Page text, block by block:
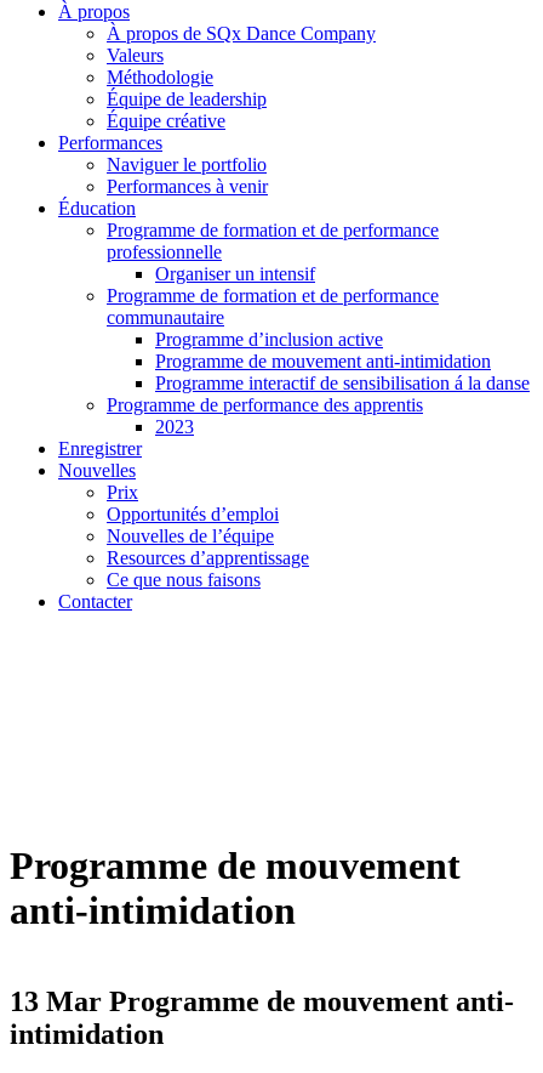
À propos
À propos de SQx Dance Company
Valeurs
Méthodologie
Équipe de leadership
Équipe créative
Performances
Naviguer le portfolio
Performances à venir
Éducation
Programme de formation et de performance
professionnelle
Organiser un intensif
Programme de formation et de performance
communautaire
Programme d’inclusion active
Programme de mouvement anti-intimidation
Programme interactif de sensibilisation á la danse
Programme de performance des apprentis
2023
Enregistrer
Nouvelles
Prix
Opportunités d’emploi
Nouvelles de l’équipe
Resources d’apprentissage
Ce que nous faisons
Contacter
Programme de mouvement
anti-intimidation
13 Mar Programme de mouvement anti-
intimidation